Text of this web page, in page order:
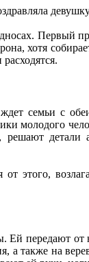
Первый
хотя
семьи с
молодого
детали
этого,
Ей передают от
а также на